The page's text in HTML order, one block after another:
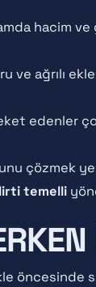
hacim
ve ağrılı
edenler
çözmek
temelli
öncesinde